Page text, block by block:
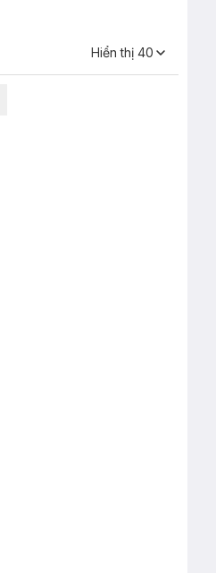
Hiển thị 40